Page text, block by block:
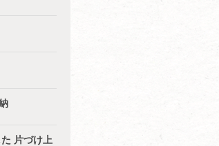
納
片づけ上